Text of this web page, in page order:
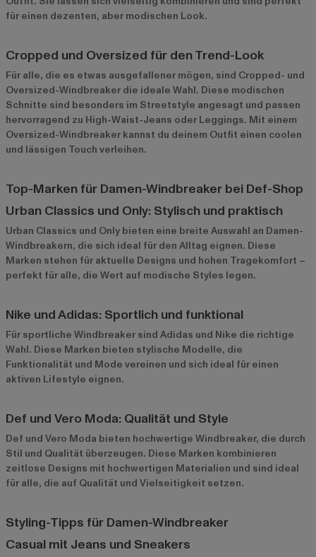
für einen dezenten, aber modischen Look.
Cropped und Oversized für den Trend-Look
Für alle, die es etwas ausgefallener mögen, sind Cropped- und
Oversized-Windbreaker die ideale Wahl. Diese modischen
Schnitte sind besonders im Streetstyle angesagt und passen
hervorragend zu High-Waist-Jeans oder Leggings. Mit einem
Oversized-Windbreaker kannst du deinem Outfit einen coolen
und lässigen Touch verleihen.
Top-Marken für Damen-Windbreaker bei Def-Shop
Urban Classics und Only: Stylisch und praktisch
Urban Classics und Only bieten eine breite Auswahl an Damen-
Windbreakern, die sich ideal für den Alltag eignen. Diese
Marken stehen für aktuelle Designs und hohen Tragekomfort –
perfekt für alle, die Wert auf modische Styles legen.
Nike und Adidas: Sportlich und funktional
Für sportliche Windbreaker sind Adidas und Nike die richtige
Wahl. Diese Marken bieten stylische Modelle, die
Funktionalität und Mode vereinen und sich ideal für einen
aktiven Lifestyle eignen.
Def und Vero Moda: Qualität und Style
Def und Vero Moda bieten hochwertige Windbreaker, die durch
Stil und Qualität überzeugen. Diese Marken kombinieren
zeitlose Designs mit hochwertigen Materialien und sind ideal
für alle, die auf Qualität und Vielseitigkeit setzen.
Styling-Tipps für Damen-Windbreaker
Casual mit Jeans und Sneakers